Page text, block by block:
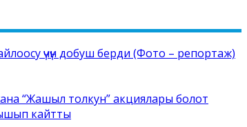
үчүн добуш берди (Фото – репортаж)
“Жашыл толкун” акциялары болот
кайтты